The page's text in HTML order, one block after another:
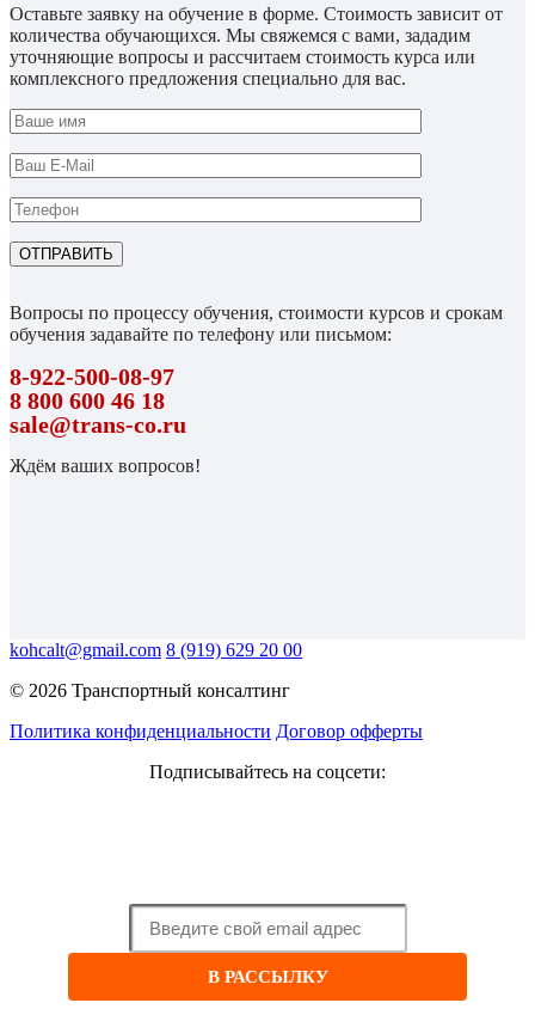
Оставьте заявку на обучение в форме. Стоимость зависит от
количества обучающихся. Мы свяжемся с вами, зададим
уточняющие вопросы и рассчитаем стоимость курса или
комплексного предложения специально для вас.
Вопросы по процессу обучения, стоимости курсов и срокам
обучения задавайте по телефону или письмом:
8-922-500-08-97
8 800 600 46 18
sale@trans-co.ru
Ждём ваших вопросов!
kohcalt@gmail.com 8 (919) 629 20 00
© 2026 Транспортный консалтинг
Политика конфиденциальности Договор офферты
Подписывайтесь на соцсети:
В РАССЫЛКУ